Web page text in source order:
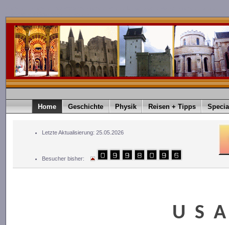
Home Geschichte Physik Reisen + Tipps
Letzte Aktualisierung: 25.05.2026
Besucher bisher:
U S A